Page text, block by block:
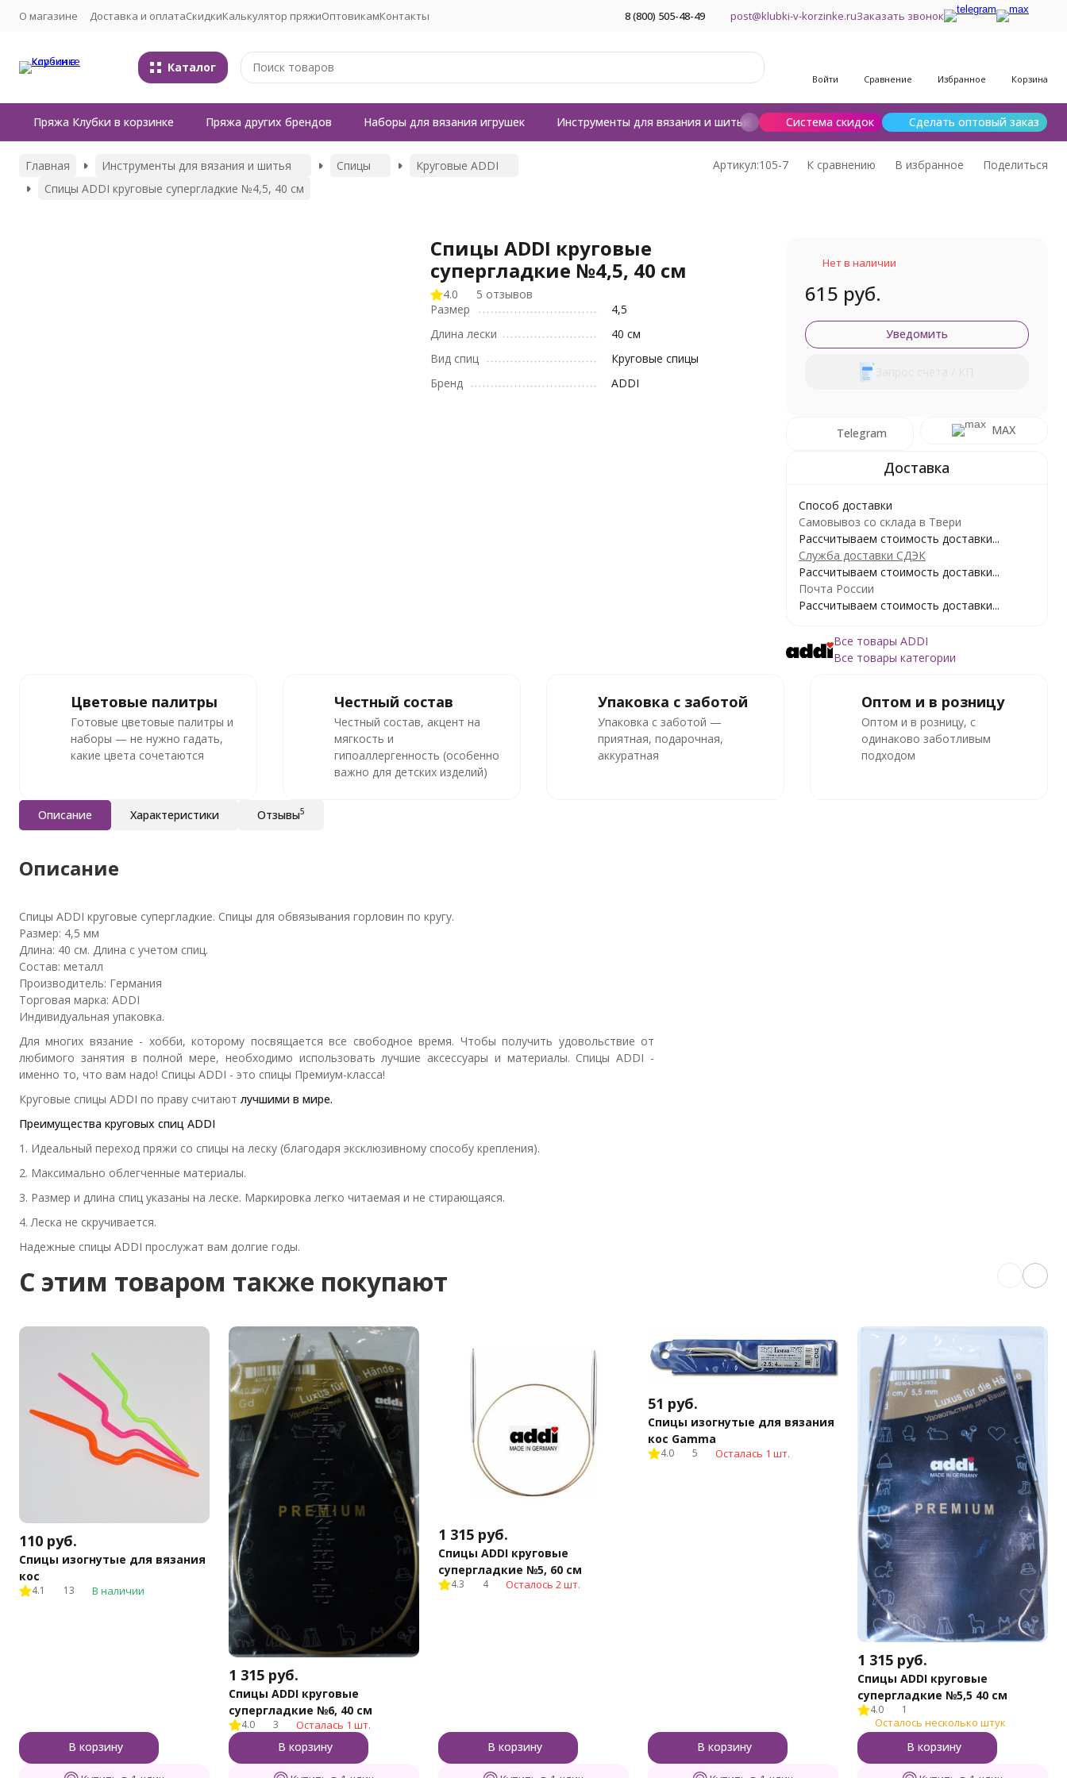
О магазине Доставка и оплатаСкидкиКалькулятор пряжиОптовикамКонтакты 8 (800) 505-48-49 post@klubki-v-korzinke.ruЗаказать звонок
Каталог
Войти Сравнение Избранное Корзина
Система скидок Сделать оптовый заказ
Пряжа Клубки в корзинке Пряжа других брендов Наборы для вязания игрушек Инструменты для вязания и шитья Шерсть для валяния
Главная Инструменты для вязания и шитья Спицы
Круговые ADDI
Спицы ADDI круговые супергладкие №4,5, 40 см
Артикул:105-7 К сравнению В избранное Поделиться
Спицы ADDI круговые
супергладкие №4,5, 40 см
4.0
5 отзывов
Размер
4,5
Длина лески
40 см
Вид спиц
Круговые спицы
Бренд
ADDI
Нет в наличии
615 руб.
Уведомить
Telegram MAX
Способ доставки
Самовывоз со склада в Твери
Рассчитываем стоимость доставки...
Служба доставки СДЭК
Рассчитываем стоимость доставки...
Почта России
Рассчитываем стоимость доставки...
Все товары ADDI
Все товары категории
Цветовые палитры
Готовые цветовые палитры и
наборы — не нужно гадать,
какие цвета сочетаются
Честный состав
Честный состав, акцент на
мягкость и
гипоаллергенность (особенно
важно для детских изделий)
Упаковка с заботой
Упаковка с заботой —
приятная, подарочная,
аккуратная
Оптом и в розницу
Оптом и в розницу, с
одинаково заботливым
подходом
Описание Характеристики Отзывы5
Описание
Спицы ADDI круговые супергладкие. Спицы для обвязывания горловин по кругу.
Размер: 4,5 мм
Длина: 40 см. Длина с учетом спиц.
Состав: металл
Производитель: Германия
Торговая марка: ADDI
Индивидуальная упаковка.
Для многих вязание - хобби, которому посвящается все свободное время. Чтобы получить удовольствие от
любимого занятия в полной мере, необходимо использовать лучшие аксессуары и материалы. Спицы ADDI -
именно то, что вам надо! Спицы ADDI - это спицы Премиум-класса!
Круговые спицы ADDI по праву считают лучшими в мире.
Преимущества круговых спиц ADDI
1. Идеальный переход пряжи со спицы на леску (благодаря эксклюзивному способу крепления).
2. Максимально облегченные материалы.
3. Размер и длина спиц указаны на леске. Маркировка легко читаемая и не стирающаяся.
4. Леска не скручивается.
Надежные спицы ADDI прослужат вам долгие годы.
C этим товаром также покупают
110 руб.
Спицы изогнутые для вязания
кос
4.1 13 В наличии
В корзину
1 315 руб.
Спицы ADDI круговые
супергладкие №6, 40 см
4.0 3 Осталась 1 шт.
В корзину
1 315 руб.
Спицы ADDI круговые
супергладкие №5, 60 см
4.3 4 Осталось 2 шт.
В корзину
51 руб.
Спицы изогнутые для вязания
кос Gamma
4.0 5 Осталась 1 шт.
В корзину
1 315 руб.
Спицы ADDI круговые
супергладкие №5,5 40 см
4.0 1
Осталось несколько штук
В корзину